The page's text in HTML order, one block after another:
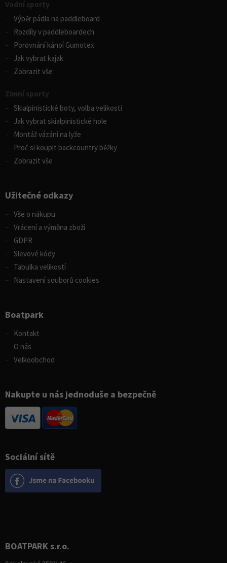
Sociální sítě
Vodní sporty
Výběr pádla na paddleboard
Rozdíly v paddleboardech
Porovnání kánoí Gumotex
Jak vybrat kajak
Zobrazit vše
Zimní sporty
Skialpinistické boty, volba velikosti
Jak vybrat skialpinistické hole
Montáž vázání na lyže
Proč si koupit backcountry běžky
Zobrazit vše
Užitečné odkazy
Vše o nákupu
Vrácení a výměna zboží
GDPR
Slevové kódy
Tabulka velikostí
Nastavení souborů cookies
Boatpark
Kontakt
O nás
Velkoobchod
Nakupte u nás jednoduše a bezpečně
BOATPARK s.r.o.